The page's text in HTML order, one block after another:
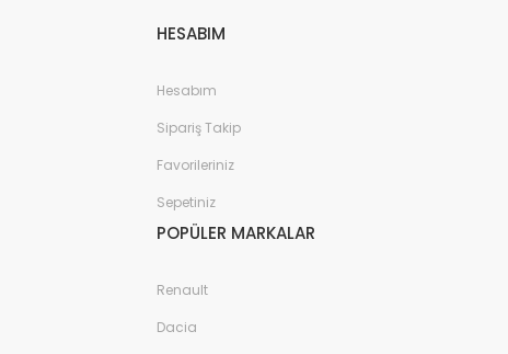
HESABIM
Hesabım
Sipariş Takip
Favorileriniz
Sepetiniz
POPÜLER MARKALAR
Renault
Dacia